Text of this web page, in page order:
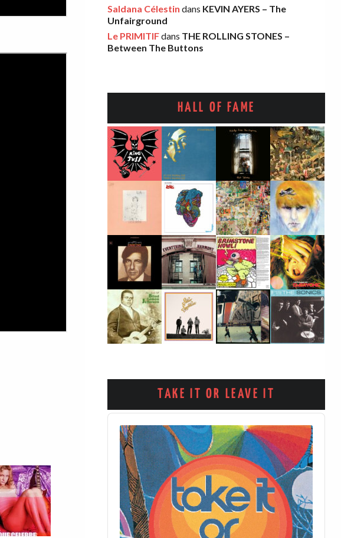
Léo · 29 octobre 2025
Saldana Célestin dans KEVIN AYERS – The
Unfairground
Le PRIMITIFdans THE ROLLING STONES –
Between The Buttons
HALL OF FAME
TAKE IT OR LEAVE IT
Audio
Player